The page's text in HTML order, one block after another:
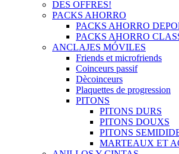
DES OFFRES!
PACKS AHORRO
PACKS AHORRO
PACKS AHORRO
ANCLAJES MÓVILES
Friends et microfriends
Coinceurs passif
Dècoinceurs
Plaquettes de progression
PITONS
PITONS DURS
PITONS DOUXS
PITONS
MARTEAUX ET